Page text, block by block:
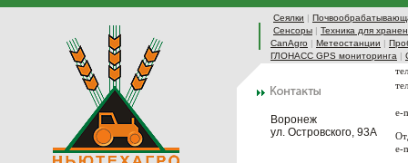
Сеялки |
Сенсоры | Техника для
CanAgro | Метеостанции |
ГЛОНАСС GPS мониторинга |
Воронеж
ул. Островского, 93А
e-
e-